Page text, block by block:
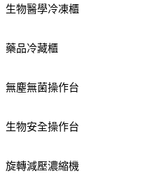
生物醫學冷凍櫃
藥品冷藏櫃
無塵無菌操作台
生物安全操作台
旋轉減壓濃縮機